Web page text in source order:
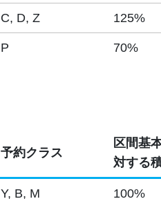
C, D, Z 125%
P 70%
予約クラス
区間基
対する
Y, B, M 100%